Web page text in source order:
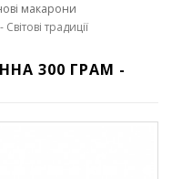
макарони
традиції
300 ГРАМ -